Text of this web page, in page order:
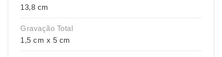
13,8 cm
Gravação Total
1,5 cm x 5 cm